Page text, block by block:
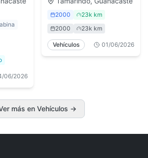
06/2026
2000
23k km
2000
23k km
Vehículos 01/06/2026
más en Vehículos →